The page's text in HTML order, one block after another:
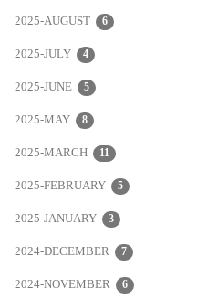
2025-AUGUST 6
2025-JULY 4
2025-JUNE 5
2025-MAY 8
2025-MARCH 11
2025-FEBRUARY 5
2025-JANUARY 3
2024-DECEMBER 7
2024-NOVEMBER 6